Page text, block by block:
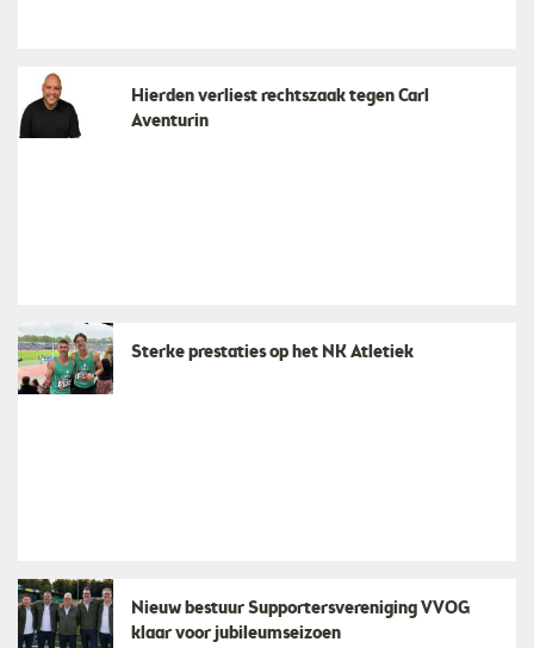
Hierden verliest rechtszaak tegen Carl
Aventurin
Sterke prestaties op het NK Atletiek
Nieuw bestuur Supportersvereniging VVOG
klaar voor jubileumseizoen